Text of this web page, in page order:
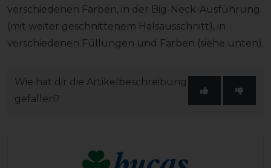
verschiedenen Farben, in der Big-Neck-Ausführung
(mit weiter geschnittenem Halsausschnitt), in
verschiedenen Füllungen und Farben (siehe unten).
Wie hat dir die Artikelbeschreibung
gefallen?